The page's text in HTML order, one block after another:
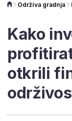
Održiva gradnja
Kako
otkrili